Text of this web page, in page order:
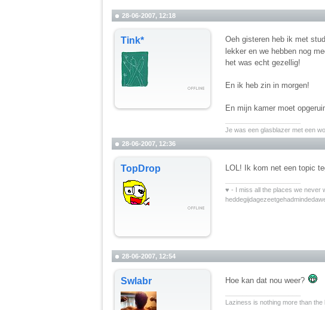
28-06-2007, 12:18
Tink*
Oeh gisteren heb ik met
lekker en we hebben nog
het was echt gezellig!
En ik heb zin in morgen!
En mijn kamer moet
Je was een glasblazer met een
28-06-2007, 12:36
TopDrop LOL! Ik kom net een topic
♥ - I miss all the places we never
28-06-2007, 12:54
Swlabr
Hoe kan dat nou weer?
Laziness is nothing more than